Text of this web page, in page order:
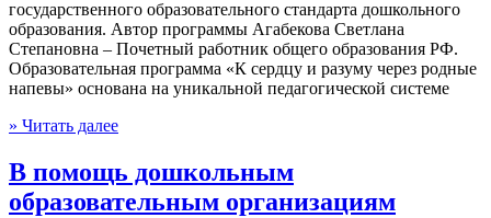
государственного образовательного стандарта дошкольного
образования. Автор программы Агабекова Светлана
Степановна – Почетный работник общего образования РФ.
Образовательная программа «К сердцу и разуму через родные
напевы» основана на уникальной педагогической системе
» Читать далее
В помощь дошкольным
образовательным организациям